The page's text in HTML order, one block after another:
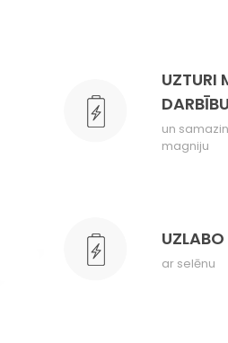
UZTURI
DARBĪBU
un
magniju
ar selēnu